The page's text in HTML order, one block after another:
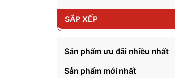
SẮP XẾP
Sản phẩm ưu đãi nhiều nhất
Sản phẩm mới nhất